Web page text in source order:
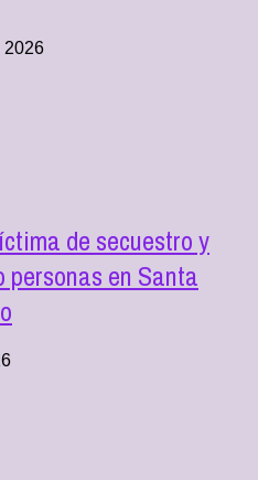
2026
de secuestro y
en Santa